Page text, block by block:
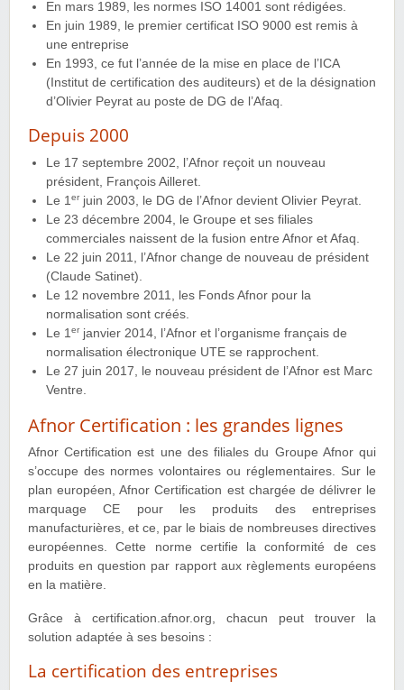
En mars 1989, les normes ISO 14001 sont rédigées.
En juin 1989, le premier certificat ISO 9000 est remis à
une entreprise
En 1993, ce fut l’année de la mise en place de l’ICA
(Institut de certification des auditeurs) et de la désignation
d’Olivier Peyrat au poste de DG de l’Afaq.
Depuis 2000
Le 17 septembre 2002, l’Afnor reçoit un nouveau
président, François Ailleret.
Le 1er juin 2003, le DG de l’Afnor devient Olivier Peyrat.
Le 23 décembre 2004, le Groupe et ses filiales
commerciales naissent de la fusion entre Afnor et Afaq.
Le 22 juin 2011, l’Afnor change de nouveau de président
(Claude Satinet).
Le 12 novembre 2011, les Fonds Afnor pour la
normalisation sont créés.
Le 1er janvier 2014, l’Afnor et l’organisme français de
normalisation électronique UTE se rapprochent.
Le 27 juin 2017, le nouveau président de l’Afnor est Marc
Ventre.
Afnor Certification : les grandes lignes
Afnor Certification est une des filiales du Groupe Afnor qui
s’occupe des normes volontaires ou réglementaires. Sur le
plan européen, Afnor Certification est chargée de délivrer le
marquage CE pour les produits des entreprises
manufacturières, et ce, par le biais de nombreuses directives
européennes. Cette norme certifie la conformité de ces
produits en question par rapport aux règlements européens
en la matière.
Grâce à certification.afnor.org, chacun peut trouver la
solution adaptée à ses besoins :
La certification des entreprises